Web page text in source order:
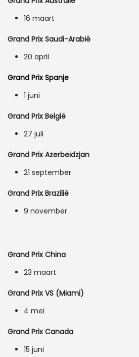
16 maart
Grand Prix Saudi-Arabië
20 april
Grand Prix Spanje
1 juni
Grand Prix België
27 juli
Grand Prix Azerbeidzjan
21 september
Grand Prix Brazilië
9 november
Grand Prix China
23 maart
Grand Prix VS (Miami)
4 mei
Grand Prix Canada
15 juni